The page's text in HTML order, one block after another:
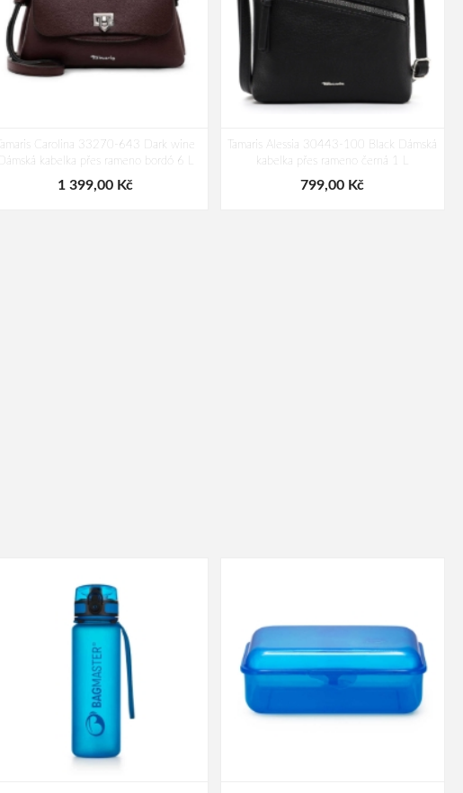
Tamaris Carolina 33270-643 Dark wine
Dámská kabelka přes rameno bordó 6 L
1 399,00 Kč
Tamaris Alessia 30443-100 Black Dámská
kabelka přes rameno černá 1 L
799,00 Kč